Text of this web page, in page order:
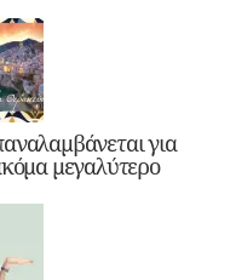
για
μεγαλύτερο